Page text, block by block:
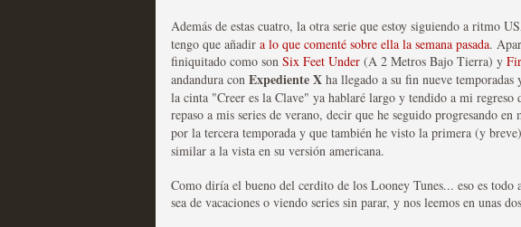
Las productoras de las estrellas de
televisión
MOLTISANTI
Además de estas cuatro, la otra serie que estoy siguiendo a ritmo
tengo que añadir a lo que comenté sobre ella la semana pasada.
finiquitado como son Six Feet Under (A 2 Metros Bajo Tierra) y
andandura con Expediente X ha llegado a su fin nueve
la cinta "Creer es la Clave" ya hablaré largo y tendido a mi regreso
repaso a mis series de verano, decir que he seguido progresando
por la tercera temporada y que también he visto la primera (y
similar a la vista en su versión americana.
Como diría el bueno del cerdito de los Looney Tunes... eso es todo
sea de vacaciones o viendo series sin parar, y nos leemos en unas